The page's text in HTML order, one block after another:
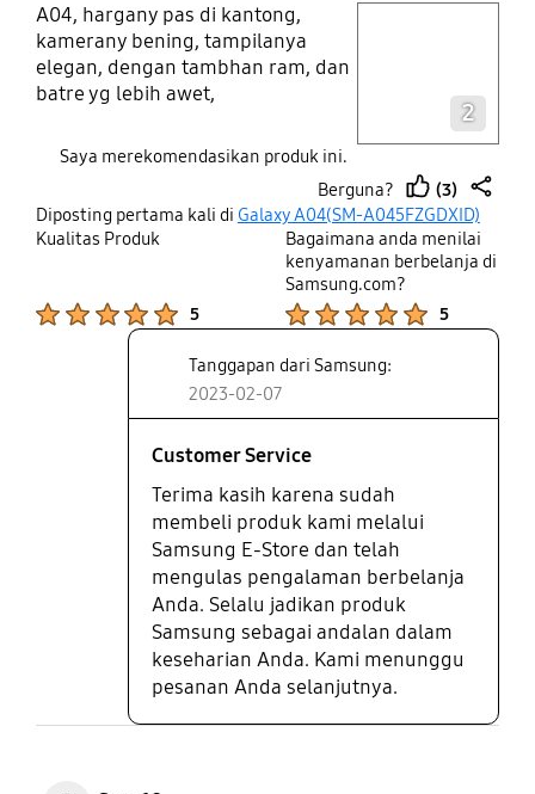
A04, hargany pas di kantong,
kamerany bening, tampilanya
elegan, dengan tambhan ram, dan
batre yg lebih awet,
2
Saya merekomendasikan produk ini.
Berguna?
thumb
up
(3)
share
Diposting pertama kali di Galaxy A04(SM-A045FZGDXID)
Kualitas Produk
5
Bagaimana anda menilai
kenyamanan berbelanja di
Samsung.com?
5
Tanggapan dari Samsung:
2023-02-07
Customer Service
Terima kasih karena sudah
membeli produk kami melalui
Samsung E-Store dan telah
mengulas pengalaman berbelanja
Anda. Selalu jadikan produk
Samsung sebagai andalan dalam
keseharian Anda. Kami menunggu
pesanan Anda selanjutnya.